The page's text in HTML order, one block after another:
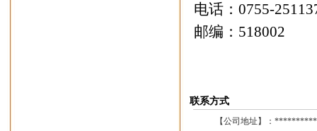
电话：0755-
邮编：518002
联系方式
【公司地址】： **********